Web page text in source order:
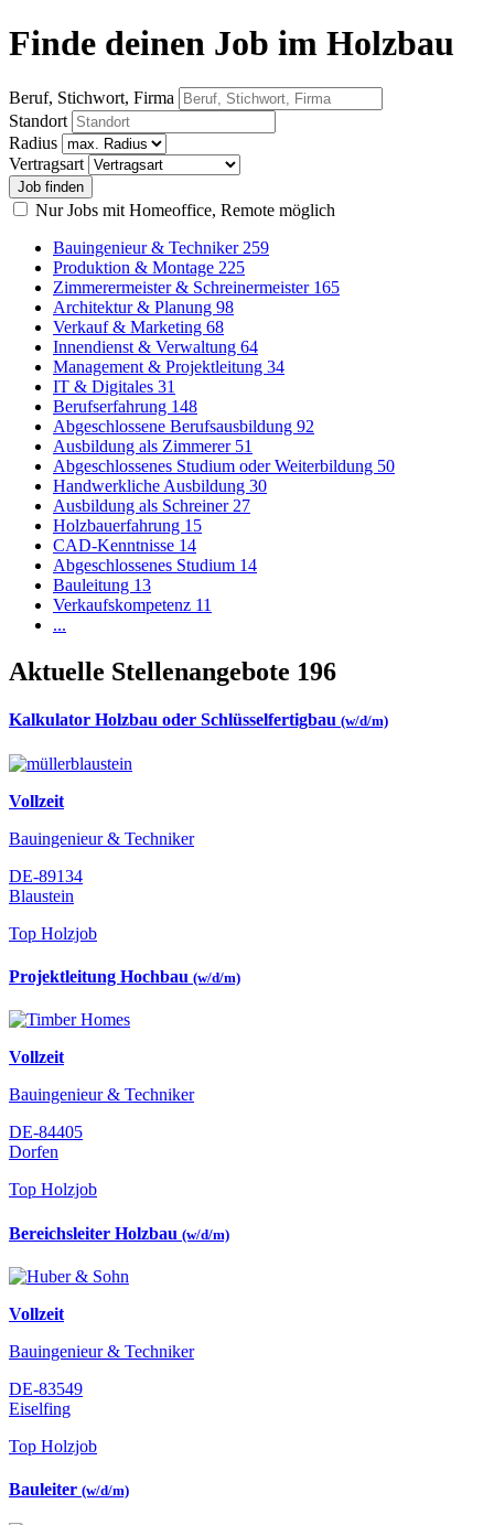
Finde deinen Job im Holzbau
Beruf, Stichwort, Firma
Standort
Radius
Vertragsart
Nur Jobs mit Homeoffice, Remote möglich
Bauingenieur & Techniker 259
Produktion & Montage 225
Zimmerermeister & Schreinermeister 165
Architektur & Planung 98
Verkauf & Marketing 68
Innendienst & Verwaltung 64
Management & Projektleitung 34
IT & Digitales 31
Berufserfahrung 148
Abgeschlossene Berufsausbildung 92
Ausbildung als Zimmerer 51
Abgeschlossenes Studium oder Weiterbildung 50
Handwerkliche Ausbildung 30
Ausbildung als Schreiner 27
Holzbauerfahrung 15
CAD-Kenntnisse 14
Abgeschlossenes Studium 14
Bauleitung 13
Verkaufskompetenz 11
...
Aktuelle Stellenangebote 196
Kalkulator Holzbau oder Schlüsselfertigbau (w/d/m)
Vollzeit
Bauingenieur & Techniker
DE-89134
Blaustein
Top Holzjob
Projektleitung Hochbau (w/d/m)
Vollzeit
Bauingenieur & Techniker
DE-84405
Dorfen
Top Holzjob
Bereichsleiter Holzbau (w/d/m)
Vollzeit
Bauingenieur & Techniker
DE-83549
Eiselfing
Top Holzjob
Bauleiter (w/d/m)